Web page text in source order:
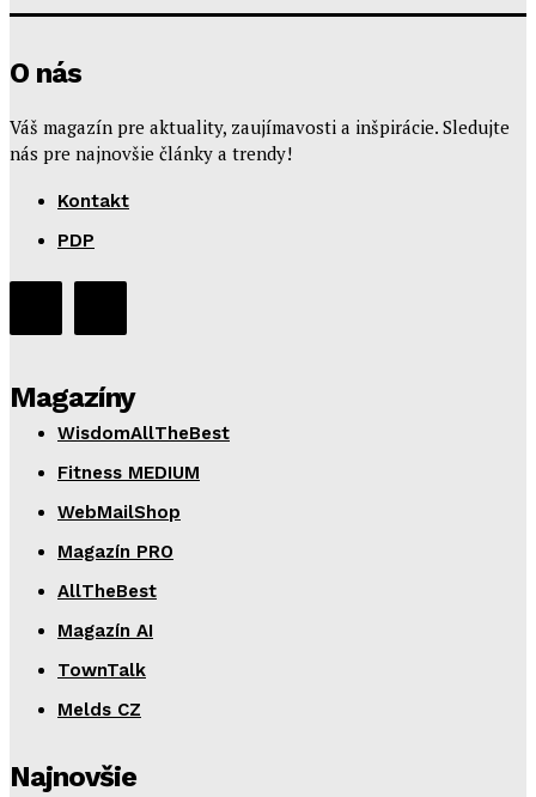
O nás
Váš magazín pre aktuality, zaujímavosti a inšpirácie. Sledujte
nás pre najnovšie články a trendy!
Kontakt
PDP
Magazíny
WisdomAllTheBest
Fitness MEDIUM
WebMailShop
Magazín PRO
AllTheBest
Magazín AI
TownTalk
Melds CZ
Najnovšie